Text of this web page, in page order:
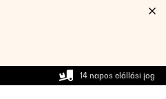
14 napos elállási jog